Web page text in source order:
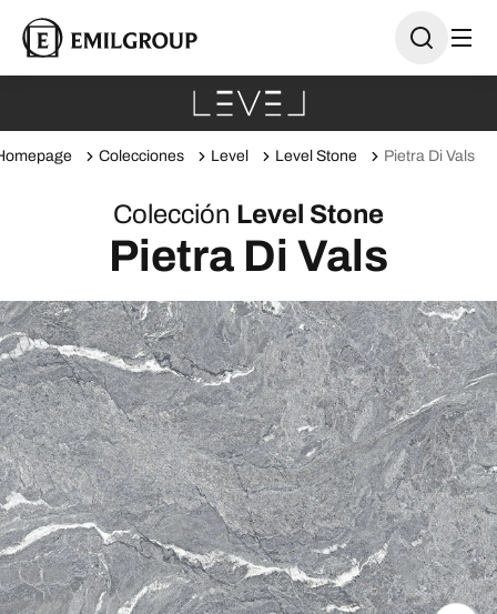
Colecciones Level Level Stone Pietra Di Vals
Colección Level Stone
Pietra Di Vals